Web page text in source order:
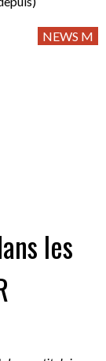
NEWS M
les